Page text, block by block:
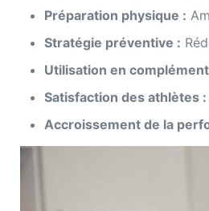
Préparation physique :
Stratégie préventive :
Utilisation en
Satisfaction des athlètes :
Accroissement de la